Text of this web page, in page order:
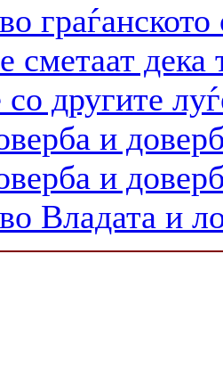
сметаат
другите
и
и
Владата и